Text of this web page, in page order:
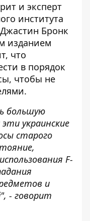
и эксперт
института
Бронк
изданием
что
в порядок
, чтобы не
большую
украинские
старого
F-
и
- говорит